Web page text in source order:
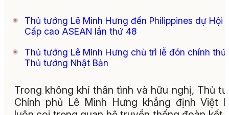
Thủ tướng Lê Minh Hưng đến Philippines dự Hội
Cấp cao ASEAN lần thứ 48
Thủ tướng Lê Minh Hưng chủ trì lễ đón chính
Thủ tướng Nhật Bản
Trong không khí thân tình và hữu nghị, Thủ
Chính phủ Lê Minh Hưng khẳng định Việt